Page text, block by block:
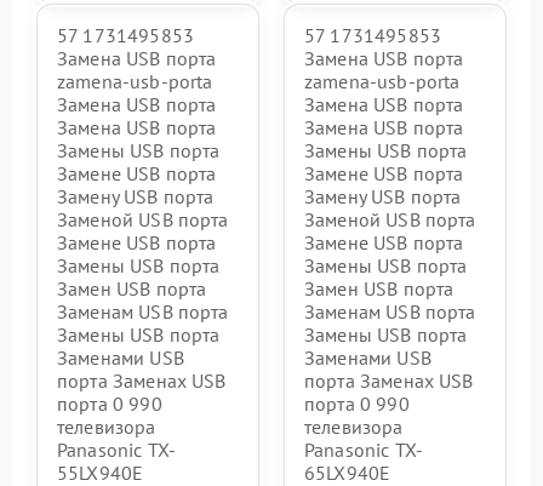
57 1731495853
Замена USB порта
zamena-usb-porta
Замена USB порта
Замена USB порта
Замены USB порта
Замене USB порта
Замену USB порта
Заменой USB порта
Замене USB порта
Замены USB порта
Замен USB порта
Заменам USB порта
Замены USB порта
Заменами USB
порта Заменах USB
порта 0 990
телевизора
Panasonic TX-
55LX940E
57 1731495853
Замена USB порта
zamena-usb-porta
Замена USB порта
Замена USB порта
Замены USB порта
Замене USB порта
Замену USB порта
Заменой USB порта
Замене USB порта
Замены USB порта
Замен USB порта
Заменам USB порта
Замены USB порта
Заменами USB
порта Заменах USB
порта 0 990
телевизора
Panasonic TX-
65LX940E